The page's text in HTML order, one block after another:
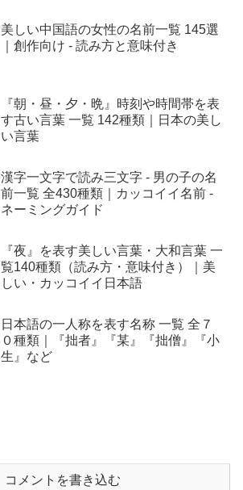
美しい中国語の女性の名前一覧 145選
｜創作向け - 読み方と意味付き
『朝・昼・夕・晩』時刻や時間帯を表
す古い言葉 一覧 142種類｜日本の美し
い言葉
漢字一文字で読み三文字 - 男の子の名
前一覧 全430種類｜カッコイイ名前 -
ネーミングガイド
『夜』を表す美しい言葉・大和言葉 一
覧140種類（読み方・意味付き）｜美
しい・カッコイイ日本語
日本語の一人称を表す名称 一覧 全７
０種類｜『拙者』『某』『拙僧』『小
生』など
コメントを書き込む